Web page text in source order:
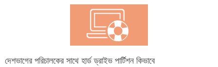
দেশভাগের পরিচালকের সাথে হার্ড ড্রাইভ পার্টিশন কিভাবে